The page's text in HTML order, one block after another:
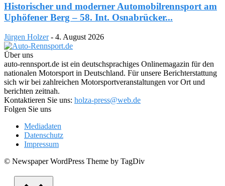
Historischer und moderner Automobilrennsport am
Uphöfener Berg – 58. Int. Osnabrücker...
Jürgen Holzer - 4. August 2026
Über uns
auto-rennsport.de ist ein deutschsprachiges Onlinemagazin für den
nationalen Motorsport in Deutschland. Für unsere Berichterstattung
sich wir bei zahlreichen Motorsportveranstaltungen vor Ort und
berichten zeitnah.
Kontaktieren Sie uns: holza-press@web.de
Folgen Sie uns
Mediadaten
Datenschutz
Impressum
© Newspaper WordPress Theme by TagDiv